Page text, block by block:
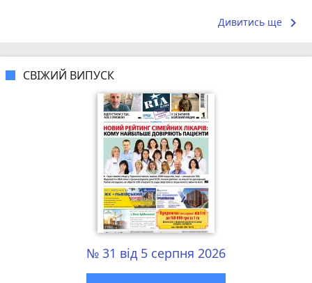
Дивитись ще keyboard_arrow_right
СВІЖИЙ ВИПУСК
№ 31 від 5 серпня 2026